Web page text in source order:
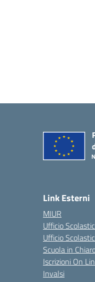
Link Esterni
MIUR
Ufficio
Ufficio
Scuola in
Iscrizioni On
Invalsi